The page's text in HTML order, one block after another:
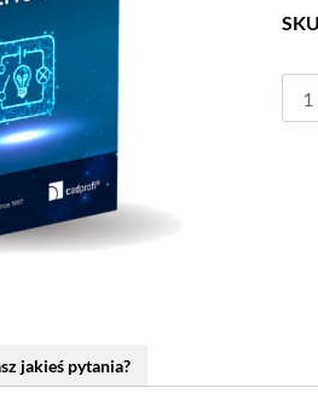
jakieś pytania?